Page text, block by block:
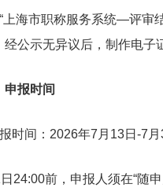
海市职称服务系统—评审结
公示无异议后，制作电子
申报时间
间：2026年7月13日-7月
前，申报人须在“随申